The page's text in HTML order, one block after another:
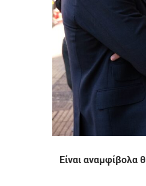
Είναι αναμφίβολα